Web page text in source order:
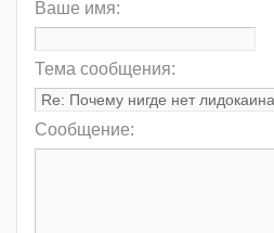
Ваше имя:
Тема сообщения:
Сообщение: